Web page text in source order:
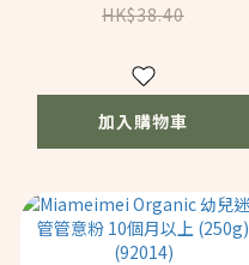
HK$38.40
加入購物車